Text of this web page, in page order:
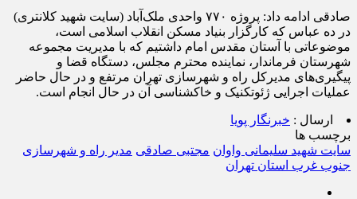
صادقی ادامه داد: پروژه ۷۷۰ واحدی ملک‌آباد (سایت شهید کلانتری)
در ده عباس که کارگزار بنیاد مسکن انقلاب اسلامی است،
موضوعاتی با آستان مقدس امام داشتیم که با مدیریت مجموعه
شهرستان فرماندار، نماینده محترم مجلس، دستگاه قضا و
پیگیری‌های مدیرکل راه و شهرسازی تهران مرتفع و در حال حاضر
عملیات اجرایی ژئوتکنیک و خاکشناسی آن در حال انجام است.
ارسال : خبرنگار پویا
برچسب ها
سایت شهید سلیمانی واوان مجتبی صادقی مدیر راه و شهرسازی
جنوب غرب استان تهران